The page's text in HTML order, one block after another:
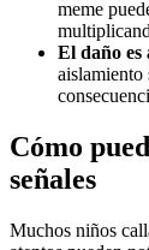
meme
El daño es
aislamiento
Cómo
señales
Muchos niños